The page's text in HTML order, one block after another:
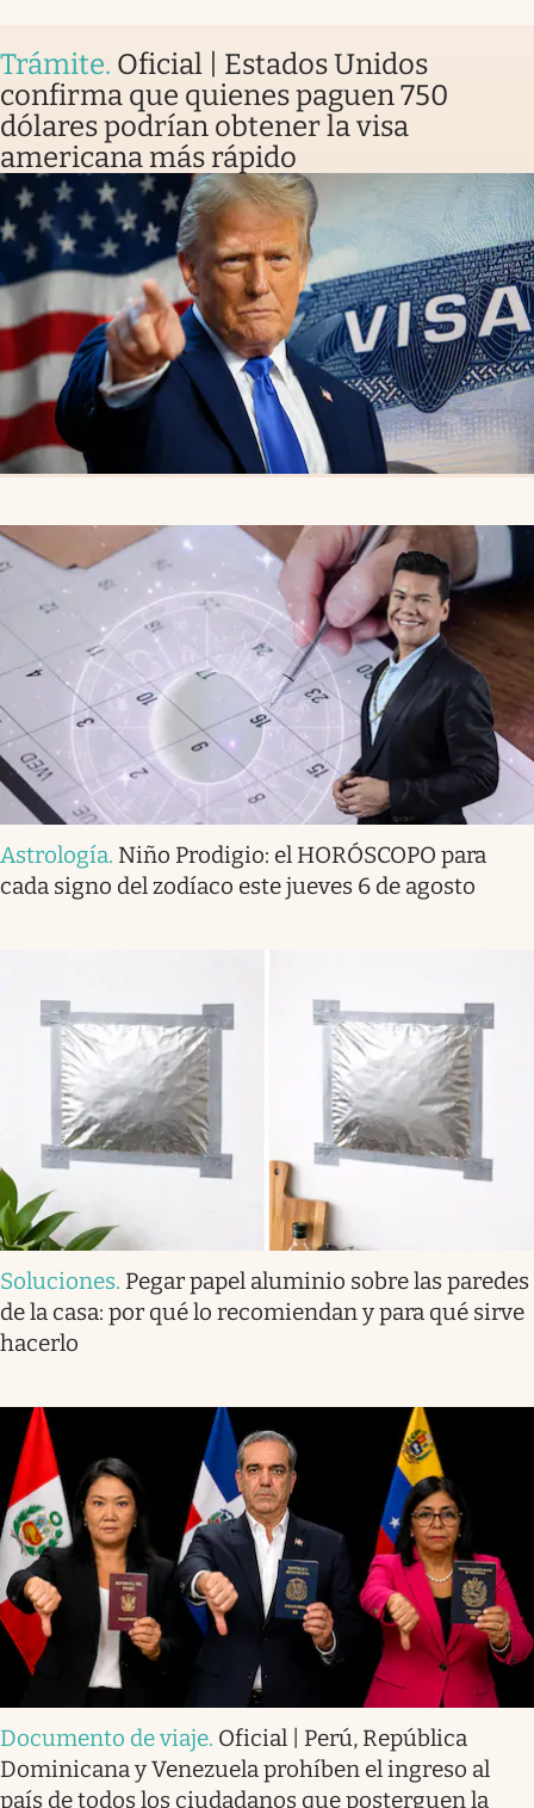
Trámite. Oficial | Estados Unidos
confirma que quienes paguen 750
dólares podrían obtener la visa
americana más rápido
Astrología. Niño Prodigio: el HORÓSCOPO para
cada signo del zodíaco este jueves 6 de agosto
Soluciones. Pegar papel aluminio sobre las paredes
de la casa: por qué lo recomiendan y para qué sirve
hacerlo
Documento de viaje. Oficial | Perú, República
Dominicana y Venezuela prohíben el ingreso al
país de todos los ciudadanos que posterguen la